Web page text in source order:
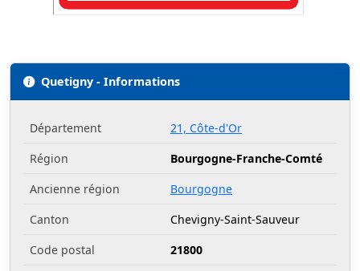
Quetigny - Informations
Département
21, Côte-d'Or
Région
Bourgogne-Franche-Comté
Ancienne région
Bourgogne
Canton
Chevigny-Saint-Sauveur
Code postal
21800